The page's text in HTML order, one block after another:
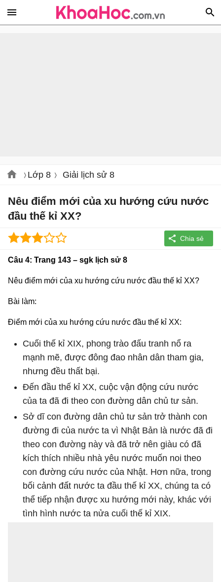
Lớp 8 Giải lịch sử 8
Nêu điểm mới của xu hướng cứu nước
đầu thế kỉ XX?
Câu 4: Trang 143 – sgk lịch sử 8
Nêu điểm mới của xu hướng cứu nước đầu thế kỉ XX?
Bài làm:
Điểm mới của xu hướng cứu nước đầu thế kỉ XX:
Cuối thế kỉ XIX, phong trào đấu tranh nổ ra
mạnh mẽ, được đông đao nhân dân tham gia,
nhưng đều thất bại.
Đến đầu thế kỉ XX, cuộc vận động cứu nước
của ta đã đi theo con đường dân chủ tư sản.
Sở dĩ con đường dân chủ tư sản trở thành con
đường đi của nước ta vì Nhật Bản là nước đã đi
theo con đường này và đã trở nên giàu có đã
kích thích nhiều nhà yêu nước muốn noi theo
con đường cứu nước của Nhật. Hơn nữa, trong
bối cảnh đất nước ta đầu thế kỉ XX, chúng ta có
thể tiếp nhận được xu hướng mới này, khác với
tình hình nước ta nửa cuối thế kỉ XIX.